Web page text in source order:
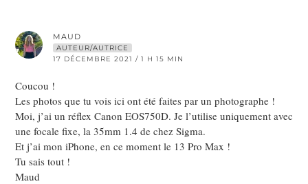
MAUD
AUTEUR/AUTRICE
17 DÉCEMBRE 2021 / 1 H 15 MIN
Coucou !
Les photos que tu vois ici ont été faites par un photographe !
Moi, j’ai un réflex Canon EOS750D. Je l’utilise uniquement avec
une focale fixe, la 35mm 1.4 de chez Sigma.
Et j’ai mon iPhone, en ce moment le 13 Pro Max !
Tu sais tout !
Maud